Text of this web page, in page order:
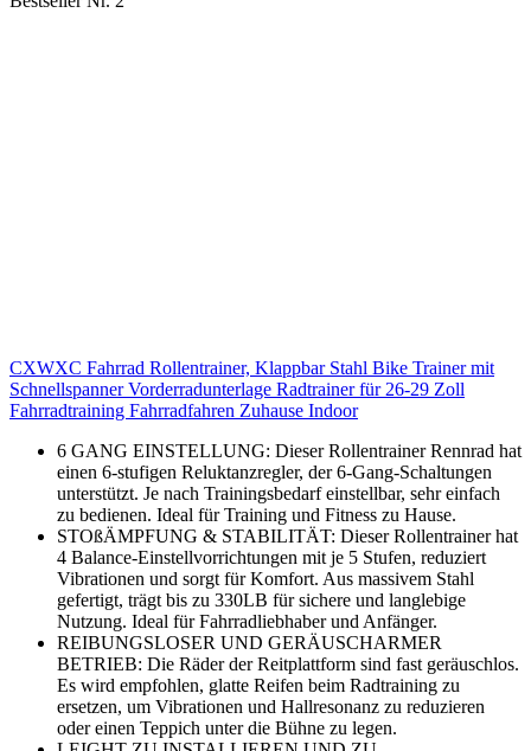
CXWXC Fahrrad Rollentrainer, Klappbar Stahl Bike Trainer mit
Schnellspanner Vorderradunterlage Radtrainer für 26-29 Zoll
Fahrradtraining Fahrradfahren Zuhause Indoor
6 GANG EINSTELLUNG: Dieser Rollentrainer Rennrad hat
einen 6-stufigen Reluktanzregler, der 6-Gang-Schaltungen
unterstützt. Je nach Trainingsbedarf einstellbar, sehr einfach
zu bedienen. Ideal für Training und Fitness zu Hause.
STOßÄMPFUNG & STABILITÄT: Dieser Rollentrainer hat
4 Balance-Einstellvorrichtungen mit je 5 Stufen, reduziert
Vibrationen und sorgt für Komfort. Aus massivem Stahl
gefertigt, trägt bis zu 330LB für sichere und langlebige
Nutzung. Ideal für Fahrradliebhaber und Anfänger.
REIBUNGSLOSER UND GERÄUSCHARMER
BETRIEB: Die Räder der Reitplattform sind fast geräuschlos.
Es wird empfohlen, glatte Reifen beim Radtraining zu
ersetzen, um Vibrationen und Hallresonanz zu reduzieren
oder einen Teppich unter die Bühne zu legen.